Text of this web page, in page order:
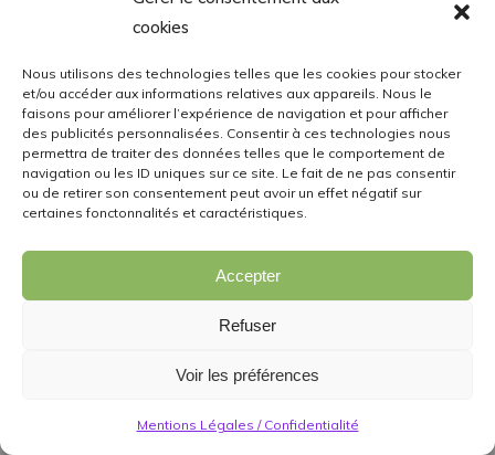
cookies
Nous utilisons des technologies telles que les cookies pour stocker
et/ou accéder aux informations relatives aux appareils. Nous le
faisons pour améliorer l’expérience de navigation et pour afficher
des publicités personnalisées. Consentir à ces technologies nous
permettra de traiter des données telles que le comportement de
navigation ou les ID uniques sur ce site. Le fait de ne pas consentir
ou de retirer son consentement peut avoir un effet négatif sur
certaines fonctonnalités et caractéristiques.
Accepter
Refuser
Voir les préférences
Mentions Légales / Confidentialité